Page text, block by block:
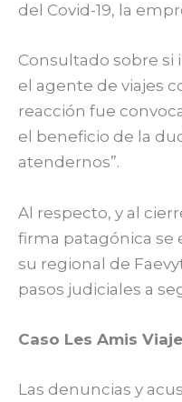
del Covid-19, la
Consultado sobre si
el agente de viajes
reacción fue
el beneficio de la
atendernos”.
Al respecto, y al
firma patagónica se
su regional de
pasos judiciales a
Caso Les Amis
Las denuncias y